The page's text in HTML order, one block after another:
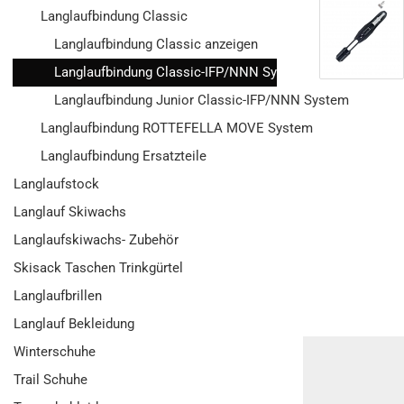
Langlaufbindung Classic
Langlaufbindung Classic anzeigen
Langlaufbindung Classic-IFP/NNN System
Langlaufbindung Junior Classic-IFP/NNN System
Langlaufbindung ROTTEFELLA MOVE System
Langlaufbindung Ersatzteile
Langlaufstock
Langlauf Skiwachs
Langlaufskiwachs- Zubehör
Skisack Taschen Trinkgürtel
Langlaufbrillen
Langlauf Bekleidung
Winterschuhe
Trail Schuhe